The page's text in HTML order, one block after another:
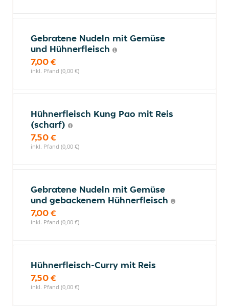
Gebratene Nudeln mit Gemüse
und Hühnerfleisch
7,00 €
inkl. Pfand (0,00 €)
Hühnerfleisch Kung Pao mit Reis
(scharf)
7,50 €
inkl. Pfand (0,00 €)
Gebratene Nudeln mit Gemüse
und gebackenem Hühnerfleisch
7,00 €
inkl. Pfand (0,00 €)
Hühnerfleisch-Curry mit Reis
7,50 €
inkl. Pfand (0,00 €)